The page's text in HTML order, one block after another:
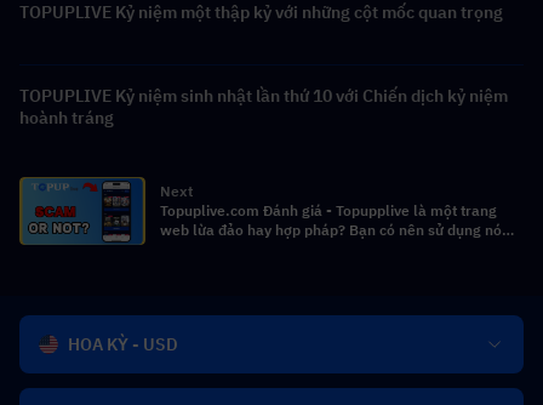
TOPUPLIVE Kỷ niệm một thập kỷ với những cột mốc quan trọng
TOPUPLIVE Kỷ niệm sinh nhật lần thứ 10 với Chiến dịch kỷ niệm
hoành tráng
Next
Topuplive.com Đánh giá - Topupplive là một trang
web lừa đảo hay hợp pháp? Bạn có nên sử dụng nó
HOA KỲ - USD